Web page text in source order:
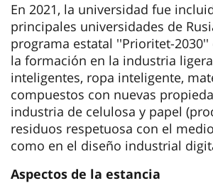
En 2021, la universidad fue
principales universidades de
programa estatal ''Prioritet-
la formación en la industria
inteligentes, ropa inteligente,
compuestos con nuevas
industria de celulosa y papel
residuos respetuosa con el
como en el diseño industrial
Aspectos de la estancia